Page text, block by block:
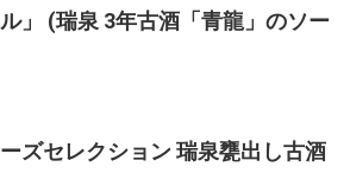
」 (瑞泉 3年古酒「青龍」のソー
ズセレクション 瑞泉甕出し古酒